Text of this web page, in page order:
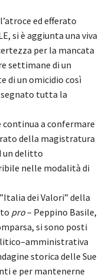
ed efferato
si è aggiunta una viva
per la mancata
settimane di un
di un omicidio così
segnato tutta la
continua a confermare
della magistratura
un delitto
nelle modalità di
dei Valori” della
pro– Peppino Basile,
si sono posti
storica delle Sue
e per mantenerne